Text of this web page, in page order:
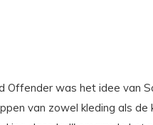
was het idee van
van zowel kleding als